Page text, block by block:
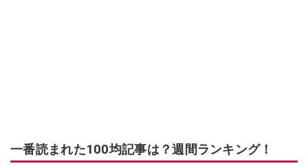
一番読まれた100均記事は？週間ランキング！